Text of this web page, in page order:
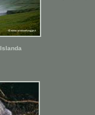
Islanda